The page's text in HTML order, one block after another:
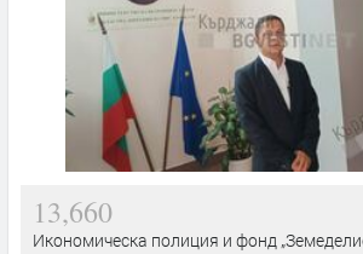
13,660
Икономическа полиция и фонд